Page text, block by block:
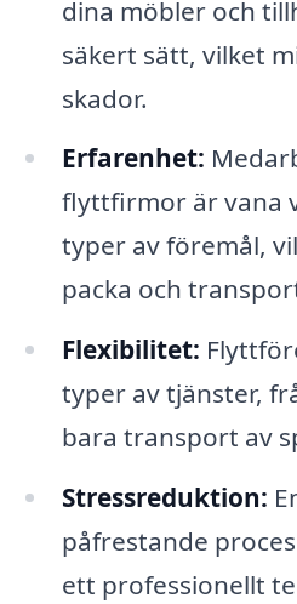
dina möbler och
säkert sätt, vilket
skador.
Erfarenhet:
flyttfirmor är vana
typer av föremål,
packa och
Flexibilitet:
typer av tjänster,
bara transport av
Stressreduktion:
påfrestande
ett professionellt